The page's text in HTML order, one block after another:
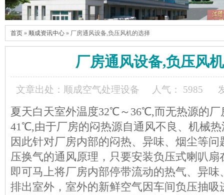
首页 » 顺成资讯中心 » 厂房通风设备,负压风机的选择
厂房通风设备,负压风
文章出处：顺成空气处理设备 人气： 5985
夏天白天室外温度32℃～36℃,而无热源的
41℃,由于厂房的闷热源自通风不良、机械
因此针对厂房内部的闷热、异味、烟尘等
压换气的通风原理，只要安装负压式喇叭
即可马上将厂房内部停带流动的热气、异
排出室外，室外的新鲜空气因车间负压抽